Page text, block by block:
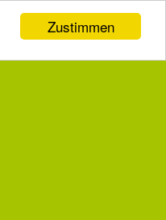
Zustimmen